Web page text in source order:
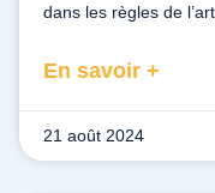
dans les règles de l’art.
En savoir +
21 août 2024